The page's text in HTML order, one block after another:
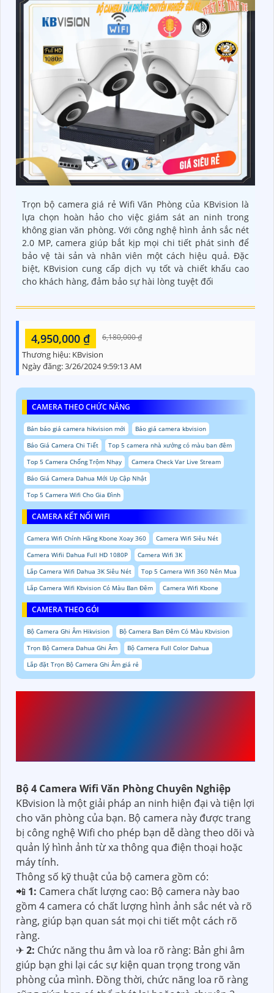
Trọn bộ camera giá rẻ Wifi Văn Phòng của KBvision là
lựa chọn hoàn hảo cho việc giám sát an ninh trong
không gian văn phòng. Với công nghệ hình ảnh sắc nét
2.0 MP, camera giúp bắt kịp mọi chi tiết phát sinh để
bảo vệ tài sản và nhân viên một cách hiệu quả. Đặc
biệt, KBvision cung cấp dịch vụ tốt và chiết khấu cao
cho khách hàng, đảm bảo sự hài lòng tuyệt đối
4,950,000 ₫ 6,180,000 ₫
Thương hiệu: KBvision
Ngày đăng:3/26/2024 9:59:13 AM
CAMERA THEO CHỨC NĂNG
Bản báo giá camera hikvision mới
Báo giá camera kbvision
Báo Giá Camera Chi Tiết
Top 5 camera nhà xưởng có màu ban đêm
Top 5 Camera Chống Trộm Nhạy
Camera Check Var Live Stream
Báo Giá Camera Dahua Mới Up Cập Nhật
Top 5 Camera Wifi Cho Gia Đình
CAMERA KẾT NỐI WIFI
Camera Wifi Chính Hãng Kbone Xoay 360
Camera Wifi Siêu Nét
Camera Wifii Dahua Full HD 1080P
Camera Wifi 3K
Lắp Camera Wifi Dahua 3K Siêu Nét
Top 5 Camera Wifi 360 Nên Mua
Lắp Camera Wifi Kbvision Có Màu Ban Đêm
Camera Wifi Kbone
CAMERA THEO GÓI
Bộ Camera Ghi Âm Hikvision
Bộ Camera Ban Đêm Có Màu Kbvision
Trọn Bộ Camera Dahua Ghi Âm
Bộ Camera Full Color Dahua
Lắp đặt Trọn Bộ Camera Ghi Âm giá rẻ
Bộ 4 Camera Wifi Văn Phòng Chuyên Nghiệp
KBvision là một giải pháp an ninh hiện đại và tiện lợi
cho văn phòng của bạn. Bộ camera này được trang
bị công nghệ Wifi cho phép bạn dễ dàng theo dõi và
quản lý hình ảnh từ xa thông qua điện thoại hoặc
máy tính.
Thông số kỹ thuật của bộ camera gồm có:
📲 1: Camera chất lượng cao: Bộ camera này bao
gồm 4 camera có chất lượng hình ảnh sắc nét và rõ
ràng, giúp bạn quan sát mọi chi tiết một cách rõ
ràng.
✈2: Chức năng thu âm và loa rõ ràng: Bản ghi âm
giúp bạn ghi lại các sự kiện quan trọng trong văn
phòng của mình. Đồng thời, chức năng loa rõ ràng